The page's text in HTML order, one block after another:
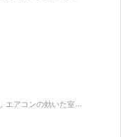
効いた室内でKBS京都!^^;